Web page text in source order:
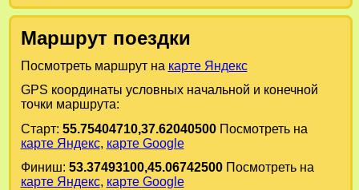
Маршрут поездки
Посмотреть маршрут на карте Яндекс
GPS координаты условных начальной и конечной
точки маршрута:
Старт: 55.75404710,37.62040500Посмотреть на
карте Яндекс, карте Google
Финиш: 53.37493100,45.06742500Посмотреть на
карте Яндекс, карте Google